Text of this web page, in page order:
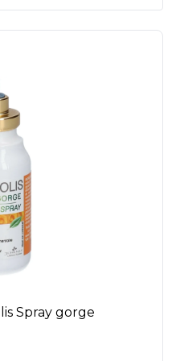
Spray gorge